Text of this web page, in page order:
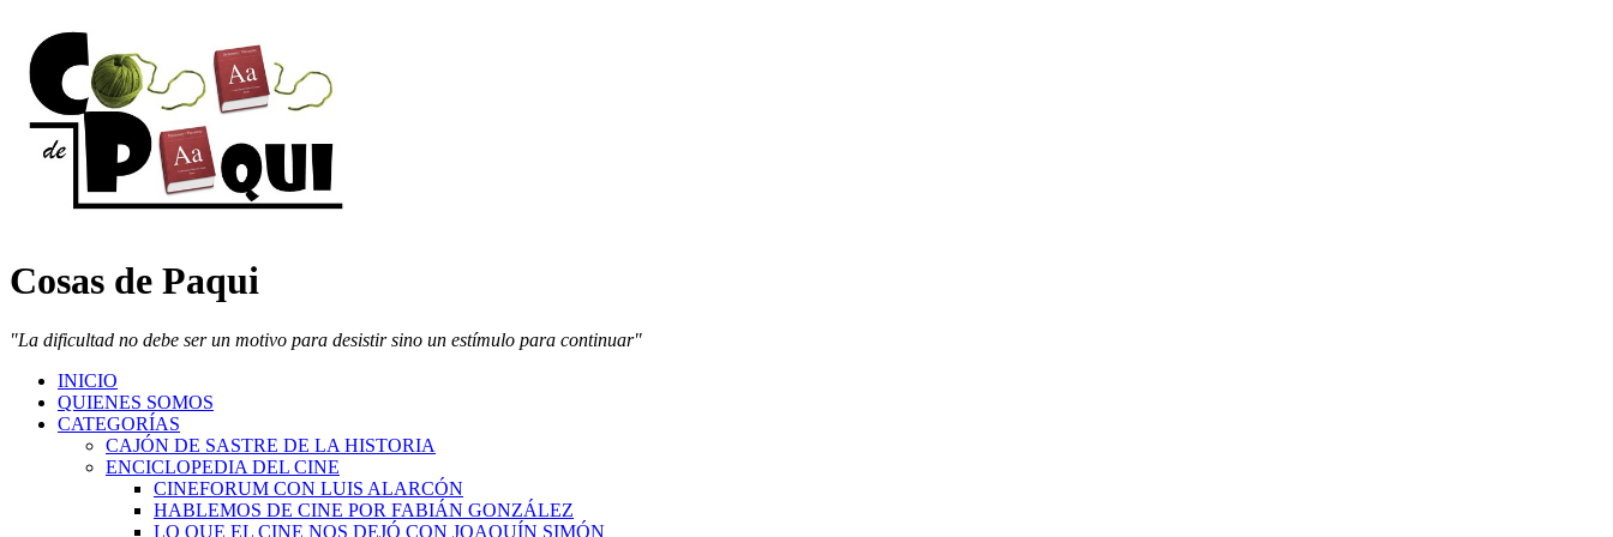
Cosas de Paqui
"La dificultad no debe ser un motivo para desistir sino un estímulo para continuar"
INICIO
QUIENES SOMOS
CATEGORÍAS
CAJÓN DE SASTRE DE LA HISTORIA
ENCICLOPEDIA DEL CINE
CINEFORUM CON LUIS ALARCÓN
HABLEMOS DE CINE POR FABIÁN GONZÁLEZ
LO QUE EL CINE NOS DEJÓ CON JOAQUÍN SIMÓN